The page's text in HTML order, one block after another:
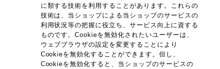
に類する技術を利用することがあります。これらの
技術は、当ショップによる当ショップのサービスの
利用状況等の把握に役立ち、サービス向上に資する
ものです。Cookieを無効化されたいユーザーは、
ウェブブラウザの設定を変更することにより
Cookieを無効化することができます。但し、
Cookieを無効化すると、当ショップのサービスの